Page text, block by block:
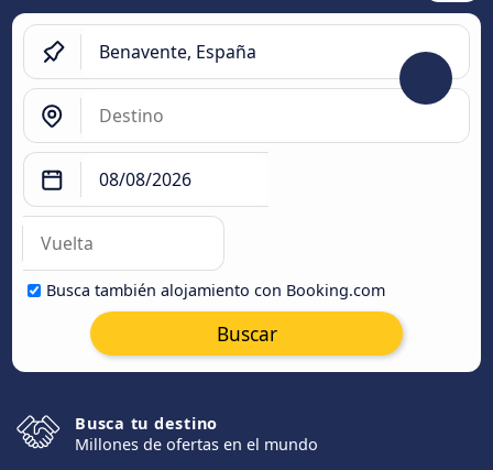
Busca también alojamiento con Booking.com
Buscar
Busca tu destino
Millones de ofertas en el mundo